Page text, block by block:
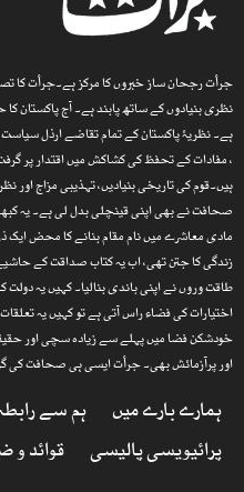
جرأت رجحان ساز خبروں کا مرکز ہے۔جرأت کا
نظری بنیادوں کے ساتھ پابند ہے۔ آج پاکستان
ہے۔ نظریۂ پاکستان کے تمام تقاضے ارذل
، مفادات کے تحفظ کی کشاکش میں اقتدار پر
ہیں۔قوم کی تاریخی بنیادیں، تہذیبی مزاج
صحافت نے بھی اپنی قینچلی بدل لی ہے۔ یہ
مادی معاشرے میں نام مقام بنانے کا محض
زندگی کا جتن تھی، اب یہ کتاب صداقت کے
طاقت وروں نے اپنی باندی بنالیا۔ کہیں یہ
اختیارات کی فضاء راس آتی ہے تو کہیں یہ
خودشکن فضا میں پہلے سے زیادہ سچی اور
اور پرآزمائش بھی۔ جرأت ایسی ہی صحافت
ہمارے بارے میں ہم سے
پرائیویسی پالیسی
قوائد و